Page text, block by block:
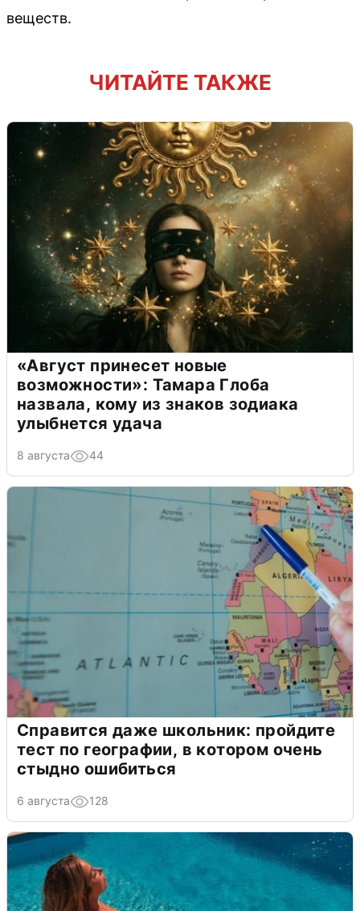
веществ.
ЧИТАЙТЕ ТАКЖЕ
«Август принесет новые
возможности»: Тамара Глоба
назвала, кому из знаков зодиака
улыбнется удача
8 августа 44
Справится даже школьник: пройдите
тест по географии, в котором очень
стыдно ошибиться
6 августа 128